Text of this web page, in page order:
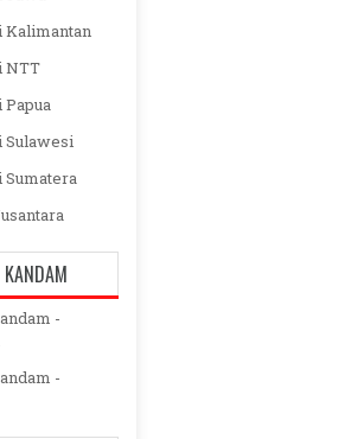
Kalimantan
NTT
Sulawesi
Sumatera
-
-